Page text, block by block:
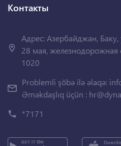
Контакты
Адрес: Азербайджан,
28 мая, железнодорожная
1020
Problemli şöbə ilə əlaqə:
Əməkdaşlıq üçün :
*7171